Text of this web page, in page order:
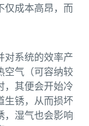
仅成本高昂，而
对系统的效率产
空气（可容纳较
，其便会开始冷
生锈，从而损坏
，湿气也会影响